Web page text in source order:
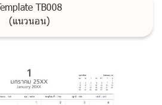
TB008
(แนวนอน)